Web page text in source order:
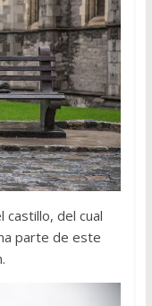
del cual
parte de este